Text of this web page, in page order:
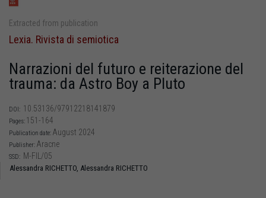
Extracted from publication
Lexia. Rivista di semiotica
Narrazioni del futuro e reiterazione del
trauma: da Astro Boy a Pluto
DOI: 10.53136/97912218141879
Pages: 151-164
Publication date: August 2024
Publisher: Aracne
SSD: M-FIL/05
Alessandra RICHETTO, Alessandra RICHETTO